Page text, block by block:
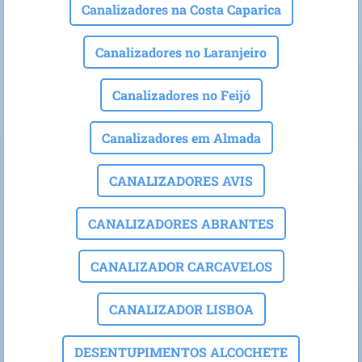
Canalizadores na Costa Caparica
Canalizadores no Laranjeiro
Canalizadores no Feijó
Canalizadores em Almada
CANALIZADORES AVIS
CANALIZADORES ABRANTES
CANALIZADOR CARCAVELOS
CANALIZADOR LISBOA
DESENTUPIMENTOS ALCOCHETE